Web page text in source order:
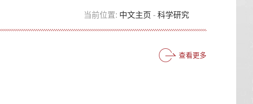
当前位置: 中文主页 -科学研究
查看更多